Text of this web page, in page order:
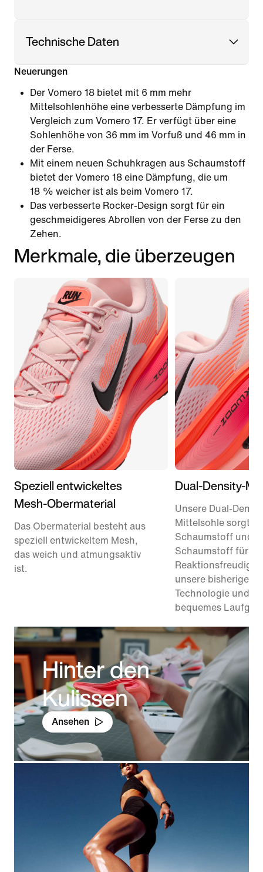
Technische Daten
Neuerungen
Der Vomero 18 bietet mit 6 mm mehr
Mittelsohlenhöhe eine verbesserte Dämpfung im
Vergleich zum Vomero 17. Er verfügt über eine
Sohlenhöhe von 36 mm im Vorfuß und 46 mm in
der Ferse.
Mit einem neuen Schuhkragen aus Schaumstoff
bietet der Vomero 18 eine Dämpfung, die um
18 % weicher ist als beim Vomero 17.
Das verbesserte Rocker-Design sorgt für ein
geschmeidigeres Abrollen von der Ferse zu den
Zehen.
Merkmale, die überzeugen
Speziell entwickeltes
Mesh-Obermaterial
Das Obermaterial besteht aus
speziell entwickeltem Mesh,
das weich und atmungsaktiv
ist.
Dual-Density-
Unsere Dual-
Mittelsohle sorgt
Schaumstoff und
Schaumstoff für
unsere bisherige
Technologie und
bequemes
Hinter den
Kulissen
Ansehen